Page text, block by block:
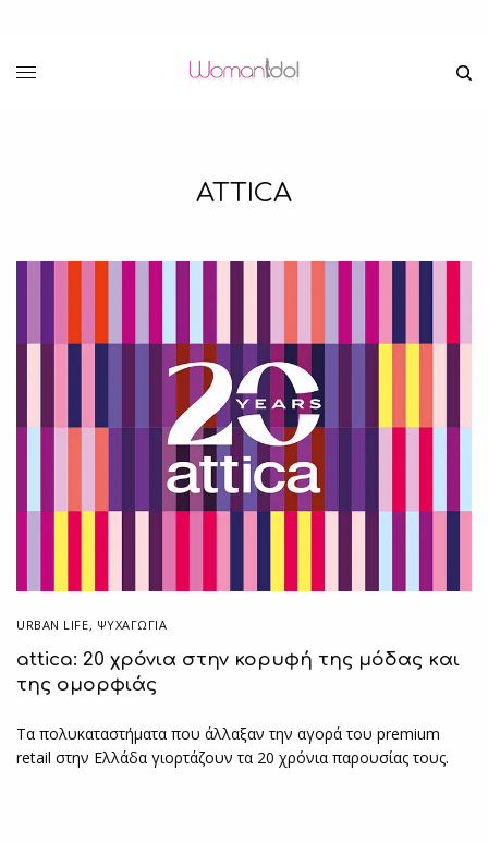
ATTICA
URBAN LIFE, ΨΥΧΑΓΩΓΙΑ
attica: 20 χρόνια στην κορυφή της μόδας και
της ομορφιάς
Τα πολυκαταστήματα που άλλαξαν την αγορά του premium
retail στην Ελλάδα γιορτάζουν τα 20 χρόνια παρουσίας τους.